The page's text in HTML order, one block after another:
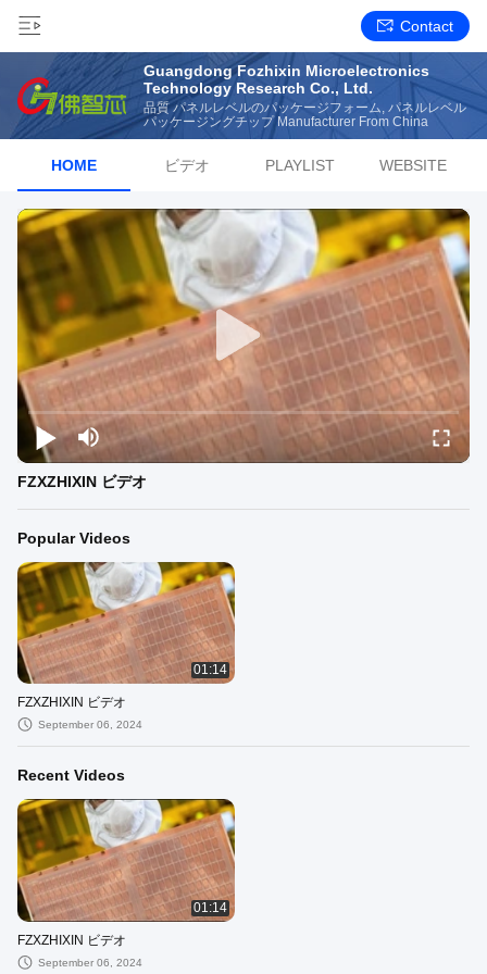
Contact
Guangdong Fozhixin Microelectronics
Technology Research Co., Ltd.
品質 パネルレベルのパッケージフォーム, パネルレベル
パッケージングチップ Manufacturer From China
HOME ビデオ PLAYLIST WEBSITE
FZXZHIXIN ビデオ
Popular Videos
01:14
FZXZHIXIN ビデオ
September 06, 2024
Recent Videos
01:14
FZXZHIXIN ビデオ
September 06, 2024